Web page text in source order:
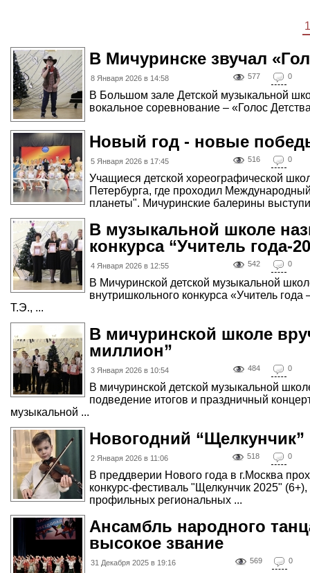
1
В Мичуринске звучал
8 Января 2026 в 14:58 577 0
В Большом зале Детской музыкальной
вокальное соревнование – «Голос
Новый год - новые
5 Января 2026 в 17:45 516 0
Учащиеся детской хореографической
Петербурга, где проходил
планеты". Мичуринские балерины
В музыкальной школе
конкурса “Учитель года-
4 Января 2026 в 12:55 542 0
В Мичуринской детской музыкальной
внутришкольного конкурса «Учитель
Т.Э., ...
В мичуринской школе
миллион”
3 Января 2026 в 10:54 484 0
В мичуринской детской музыкальной
подведение итогов и праздничный
музыкальной ...
Новогодний
2 Января 2026 в 11:06 518 0
В преддверии Нового года в г.Москва
конкурс-фестиваль "Щелкунчик 2025"
профильных региональных ...
Ансамбль народного
высокое звание
31 Декабря 2025 в 19:16 569 0